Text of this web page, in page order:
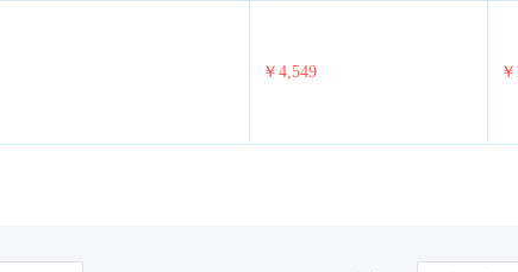
￥4,549